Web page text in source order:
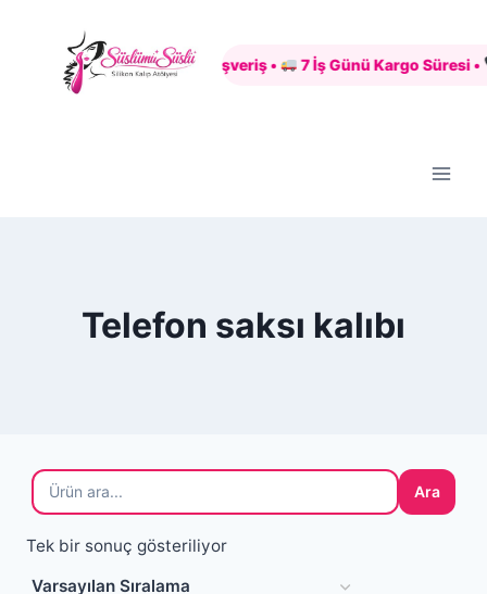
content
Güvenli Alışveriş • 7 İş Günü Kargo Süresi •
Telefon saksı kalıbı
Ara
Tek bir sonuç gösteriliyor